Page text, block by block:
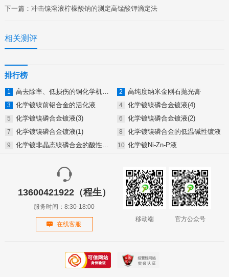
下一篇： 冲击镍溶液柠檬酸钠的测定高锰酸钾滴定法
相关测评
排行榜
高去除率、低损伤的铜化学机械抛光液
高纯度纳米金刚石抛光膏
化学镀镍前铝合金的活化液
化学镀镍磷合金镀液(4)
化学镀镍磷合金镀液(3)
化学镀镍磷合金镀液(2)
化学镀镍磷合金镀液(1)
化学镀镍磷合金的低温碱性镀液
化学镀Ni-Zn-P液
13600421922（程生）
服务时间：8:30-18:00
在线客服
移动端 官方公众号